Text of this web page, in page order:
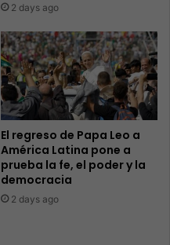
2 days ago
El regreso de Papa Leo a
América Latina pone a
prueba la fe, el poder y la
democracia
2 days ago